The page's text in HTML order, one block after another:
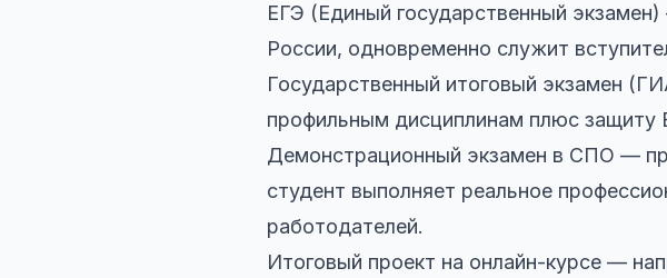
ЕГЭ (Единый государственный
России, одновременно служит
Государственный итоговый экзамен
профильным дисциплинам плюс защиту
Демонстрационный экзамен в СПО —
студент выполняет реальное
работодателей.
Итоговый проект на онлайн-курсе —